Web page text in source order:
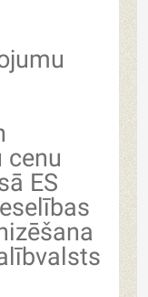
cenu
ES